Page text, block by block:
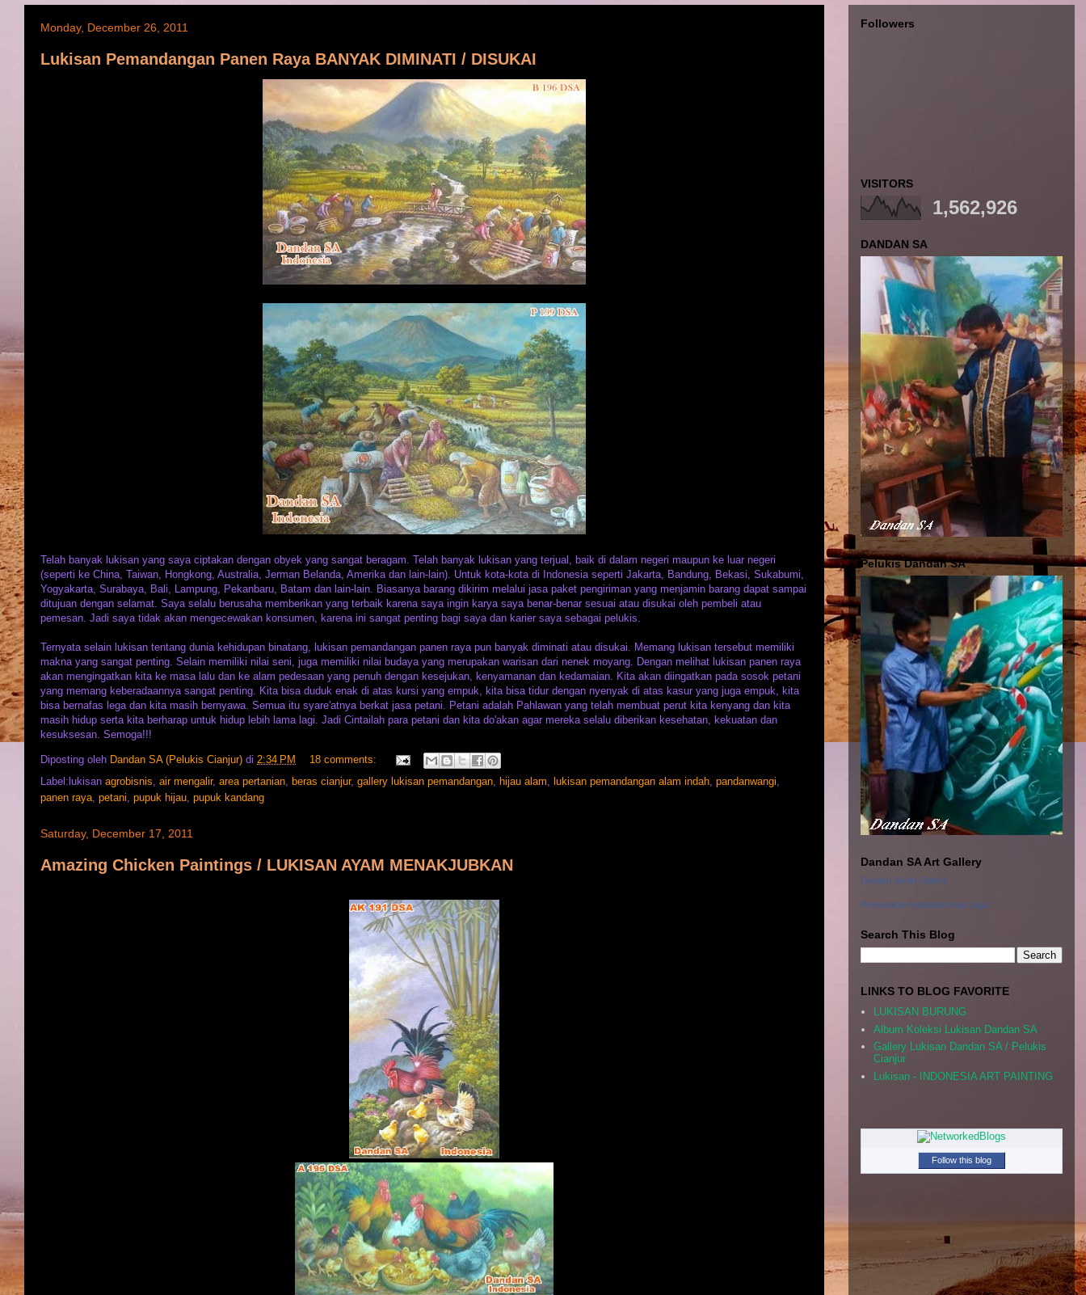
Monday, December 26, 2011
Lukisan Pemandangan Panen Raya BANYAK DIMINATI / DISUKAI
Telah banyak lukisan yang saya ciptakan dengan obyek yang sangat beragam. Telah banyak lukisan yang terjual, baik di dalam negeri maupun ke luar negeri
(seperti ke China, Taiwan, Hongkong, Australia, Jerman Belanda, Amerika dan lain-lain). Untuk kota-kota di Indonesia seperti Jakarta, Bandung, Bekasi, Sukabumi,
Yogyakarta, Surabaya, Bali, Lampung, Pekanbaru, Batam dan lain-lain. Biasanya barang dikirim melalui jasa paket pengiriman yang menjamin barang dapat sampai
ditujuan dengan selamat. Saya selalu berusaha memberikan yang terbaik karena saya ingin karya saya benar-benar sesuai atau disukai oleh pembeli atau
pemesan. Jadi saya tidak akan mengecewakan konsumen, karena ini sangat penting bagi saya dan karier saya sebagai pelukis.
Ternyata selain lukisan tentang dunia kehidupan binatang, lukisan pemandangan panen raya pun banyak diminati atau disukai. Memang lukisan tersebut memiliki
makna yang sangat penting. Selain memiliki nilai seni, juga memiliki nilai budaya yang merupakan warisan dari nenek moyang. Dengan melihat lukisan panen raya
akan mengingatkan kita ke masa lalu dan ke alam pedesaan yang penuh dengan kesejukan, kenyamanan dan kedamaian. Kita akan diingatkan pada sosok petani
yang memang keberadaannya sangat penting. Kita bisa duduk enak di atas kursi yang empuk, kita bisa tidur dengan nyenyak di atas kasur yang juga empuk, kita
bisa bernafas lega dan kita masih bernyawa. Semua itu syare'atnya berkat jasa petani. Petani adalah Pahlawan yang telah membuat perut kita kenyang dan kita
masih hidup serta kita berharap untuk hidup lebih lama lagi. Jadi Cintailah para petani dan kita do'akan agar mereka selalu diberikan kesehatan, kekuatan dan
kesuksesan. Semoga!!!
Diposting oleh Dandan SA (Pelukis Cianjur) di 2:34 PM
18 comments:
Label:lukisan agrobisnis, air mengalir, area pertanian, beras cianjur, gallery lukisan pemandangan, hijau alam, lukisan pemandangan alam indah, pandanwangi,
panen raya, petani, pupuk hijau, pupuk kandang
Saturday, December 17, 2011
Amazing Chicken Paintings / LUKISAN AYAM MENAKJUBKAN
Followers
VISITORS
1,562,926
DANDAN SA
Pelukis Dandan SA
Dandan SA Art Gallery
Dandan Sa Art Gallery
Promosikan Halaman Anda Juga
Search This Blog
LINKS TO BLOG FAVORITE
LUKISAN BURUNG
Album Koleksi Lukisan Dandan SA
Gallery Lukisan Dandan SA / Pelukis
Cianjur
Lukisan - INDONESIA ART PAINTING
Follow this blog